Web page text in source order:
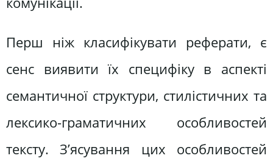
Перш ніж класифікувати реферати, є
сенс виявити їх специфіку в аспекті
семантичної структури, стилістичних та
лексико-граматичних особливостей
тексту. З’ясування цих особливостей